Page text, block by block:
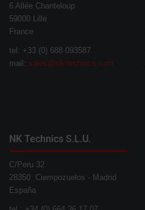
6 Allée Chanteloup
59000 Lille
France
tel: +33 (0) 688 093587
mail: sales@nk-technics.com
NK Technics S.L.U.
C/Peru 32
28350 Ciempozuelos - Madrid
España